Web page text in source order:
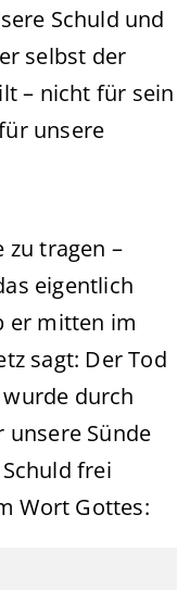
Schuld und
selbst der
– nicht für sein
unsere
zu tragen –
eigentlich
er mitten im
sagt: Der Tod
durch
unsere Sünde
frei
Wort Gottes: